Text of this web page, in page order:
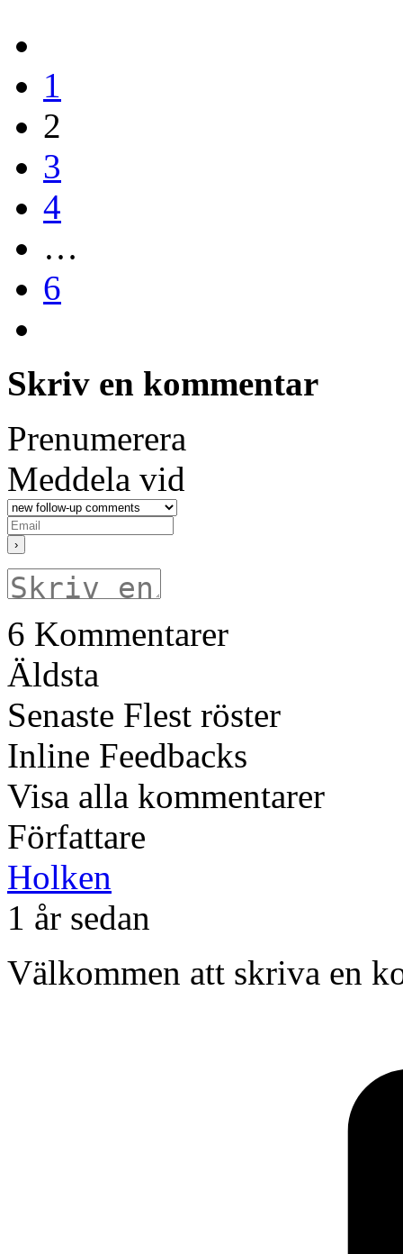
1
2
3
4
…
6
Skriv en kommentar
Prenumerera
Meddela vid
6 Kommentarer
Äldsta
Senaste Flest röster
Inline Feedbacks
Visa alla kommentarer
Författare
Holken
1 år sedan
Välkommen att skriva en